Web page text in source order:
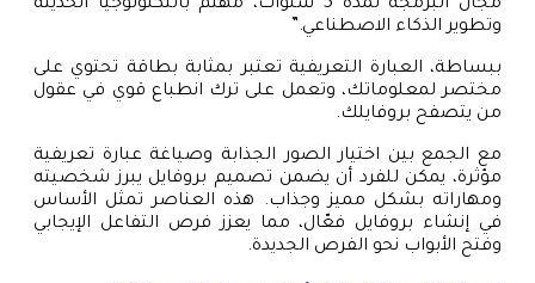
مجال البرمجة لمدة 5 سنوات، مهتم بالتكنولوجيا الحديثة
وتطوير الذكاء الاصطناعي.”
ببساطة، العبارة التعريفية تعتبر بمثابة بطاقة تحتوي على
مختصر لمعلوماتك، وتعمل على ترك انطباع قوي في عقول
من يتصفح بروفايلك.
مع الجمع بين اختيار الصور الجذابة وصياغة عبارة تعريفية
مؤثرة، يمكن للفرد أن يضمن تصميم بروفايل يبرز شخصيته
ومهاراته بشكل مميز وجذاب. هذه العناصر تمثل الأساس
في إنشاء بروفايل فعّال، مما يعزز فرص التفاعل الإيجابي
وفتح الأبواب نحو الفرص الجديدة.